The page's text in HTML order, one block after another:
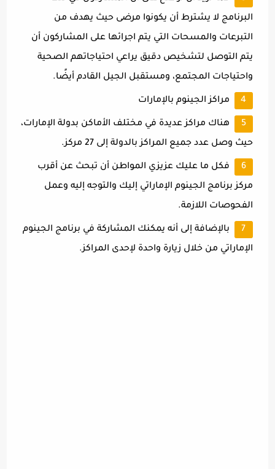
البرنامج لا يشترط أن يكونوا مرضى حيث يهدف من
التبرعات والمسحات التي يتم اجرائها على المشاركون أن
يتم التوصل لتشخيص دقيق يراعي احتياجاتهم الصحية
واحتياجات المجتمع، ومستقبل الجيل القادم أيضًا.
مراكز الجينوم بالإمارات
هناك مراكز عديدة في مختلف الأماكن بدولة الإمارات،
حيث وصل عدد جميع المراكز بالدولة إلى 27 مركز.
فكل ما عليك عزيزي المواطن أن تبحث عن أقرب
مركز برنامج الجينوم الإماراتي إليك والتوجه إليه وعمل
الفحوصات اللازمة.
بالإضافة إلى أنه يمكنك المشاركة في برنامج الجينوم
الإماراتي من خلال زيارة واحدة لإحدى المراكز.